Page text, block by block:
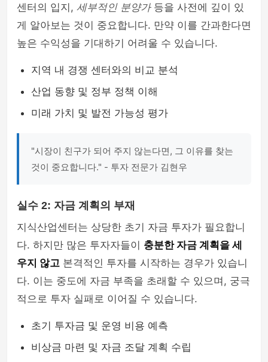
센터의 입지, 세부적인 분양가등을 사전에 깊이 있
게 알아보는 것이 중요합니다. 만약 이를 간과한다면
높은 수익성을 기대하기 어려울 수 있습니다.
지역 내 경쟁 센터와의 비교 분석
산업 동향 및 정부 정책 이해
미래 가치 및 발전 가능성 평가
"시장이 친구가 되어 주지 않는다면, 그 이유를 찾는
것이 중요합니다." - 투자 전문가 김현우
실수 2: 자금 계획의 부재
지식산업센터는 상당한 초기 자금 투자가 필요합니
다. 하지만 많은 투자자들이 충분한 자금 계획을 세
우지 않고 본격적인 투자를 시작하는 경우가 있습니
다. 이는 중도에 자금 부족을 초래할 수 있으며, 궁극
적으로 투자 실패로 이어질 수 있습니다.
초기 투자금 및 운영 비용 예측
비상금 마련 및 자금 조달 계획 수립